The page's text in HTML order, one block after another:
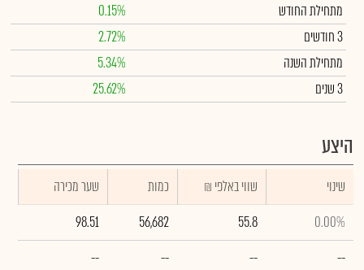
מתחילת החודש
0.15%
3 חודשים
2.72%
מתחילת השנה
5.34%
3 שנים
25.62%
היצע
שינוי ₪ שווי באלפי כמות
שער מכירה
0.00%
55.8
56,682
98.51
--
--
--
--